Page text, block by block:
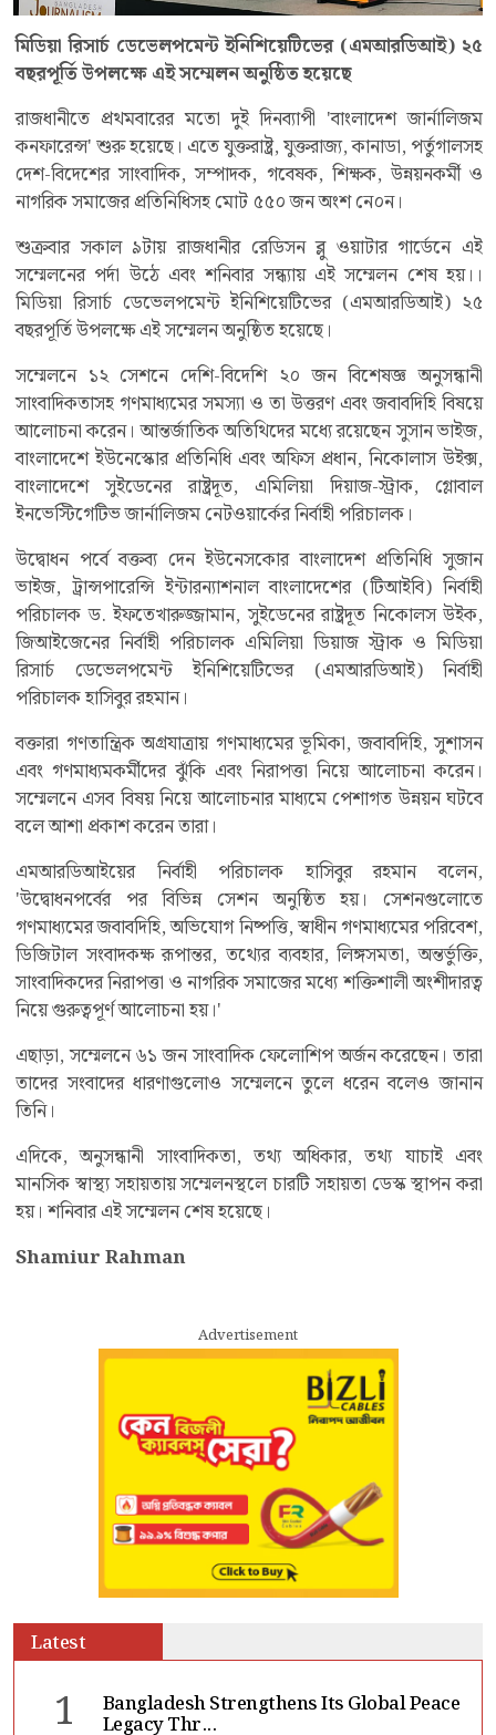
মিডিয়া রিসার্চ ডেভেলপমেন্ট ইনিশিয়েটিভের (এমআরডিআই) ২৫
বছরপূর্তি উপলক্ষে এই সম্মেলন অনুষ্ঠিত হয়েছে
রাজধানীতে প্রথমবারের মতো দুই দিনব্যাপী 'বাংলাদেশ জার্নালিজম
কনফারেন্স' শুরু হয়েছে। এতে যুক্তরাষ্ট্র, যুক্তরাজ্য, কানাডা, পর্তুগালসহ
দেশ-বিদেশের সাংবাদিক, সম্পাদক, গবেষক, শিক্ষক, উন্নয়নকর্মী ও
নাগরিক সমাজের প্রতিনিধিসহ মোট ৫৫০ জন অংশ নে০ন।
শুক্রবার সকাল ৯টায় রাজধানীর রেডিসন ব্লু ওয়াটার গার্ডেনে এই
সম্মেলনের পর্দা উঠে এবং শনিবার সন্ধ্যায় এই সম্মেলন শেষ হয়।।
মিডিয়া রিসার্চ ডেভেলপমেন্ট ইনিশিয়েটিভের (এমআরডিআই) ২৫
বছরপূর্তি উপলক্ষে এই সম্মেলন অনুষ্ঠিত হয়েছে।
সম্মেলনে ১২ সেশনে দেশি-বিদেশি ২০ জন বিশেষজ্ঞ অনুসন্ধানী
সাংবাদিকতাসহ গণমাধ্যমের সমস্যা ও তা উত্তরণ এবং জবাবদিহি বিষয়ে
আলোচনা করেন। আন্তর্জাতিক অতিথিদের মধ্যে রয়েছেন সুসান ভাইজ,
বাংলাদেশে ইউনেস্কোর প্রতিনিধি এবং অফিস প্রধান, নিকোলাস উইক্স,
বাংলাদেশে সুইডেনের রাষ্ট্রদূত, এমিলিয়া দিয়াজ-স্ট্রাক, গ্লোবাল
ইনভেস্টিগেটিভ জার্নালিজম নেটওয়ার্কের নির্বাহী পরিচালক।
উদ্বোধন পর্বে বক্তব্য দেন ইউনেসকোর বাংলাদেশ প্রতিনিধি সুজান
ভাইজ, ট্রান্সপারেন্সি ইন্টারন্যাশনাল বাংলাদেশের (টিআইবি) নির্বাহী
পরিচালক ড. ইফতেখারুজ্জামান, সুইডেনের রাষ্ট্রদূত নিকোলস উইক,
জিআইজেনের নির্বাহী পরিচালক এমিলিয়া ডিয়াজ স্ট্রাক ও মিডিয়া
রিসার্চ ডেভেলপমেন্ট ইনিশিয়েটিভের (এমআরডিআই) নির্বাহী
পরিচালক হাসিবুর রহমান।
বক্তারা গণতান্ত্রিক অগ্রযাত্রায় গণমাধ্যমের ভূমিকা, জবাবদিহি, সুশাসন
এবং গণমাধ্যমকর্মীদের ঝুঁকি এবং নিরাপত্তা নিয়ে আলোচনা করেন।
সম্মেলনে এসব বিষয় নিয়ে আলোচনার মাধ্যমে পেশাগত উন্নয়ন ঘটবে
বলে আশা প্রকাশ করেন তারা।
এমআরডিআইয়ের নির্বাহী পরিচালক হাসিবুর রহমান বলেন,
'উদ্বোধনপর্বের পর বিভিন্ন সেশন অনুষ্ঠিত হয়। সেশনগুলোতে
গণমাধ্যমের জবাবদিহি, অভিযোগ নিষ্পত্তি, স্বাধীন গণমাধ্যমের পরিবেশ,
ডিজিটাল সংবাদকক্ষ রূপান্তর, তথ্যের ব্যবহার, লিঙ্গসমতা, অন্তর্ভুক্তি,
সাংবাদিকদের নিরাপত্তা ও নাগরিক সমাজের মধ্যে শক্তিশালী অংশীদারত্ব
নিয়ে গুরুত্বপূর্ণ আলোচনা হয়।'
এছাড়া, সম্মেলনে ৬১ জন সাংবাদিক ফেলোশিপ অর্জন করেছেন। তারা
তাদের সংবাদের ধারণাগুলোও সম্মেলনে তুলে ধরেন বলেও জানান
তিনি।
এদিকে, অনুসন্ধানী সাংবাদিকতা, তথ্য অধিকার, তথ্য যাচাই এবং
মানসিক স্বাস্থ্য সহায়তায় সম্মেলনস্থলে চারটি সহায়তা ডেস্ক স্থাপন করা
হয়। শনিবার এই সম্মেলন শেষ হয়েছে।
Shamiur Rahman
Advertisement
Latest
1 Bangladesh Strengthens Its Global Peace
Legacy Thr...